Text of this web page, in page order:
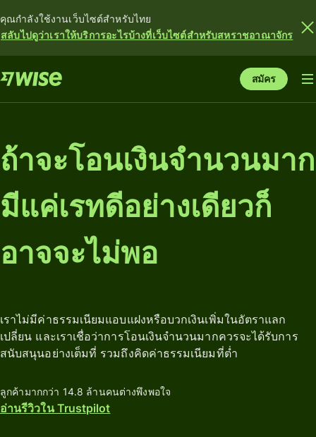
คุณกำลังใช้งานเว็บไซต์สำหรับไทย
สลับไปดูว่าเราให้บริการอะไรบ้างที่เว็บไซต์สำหรับสหราชอาณาจักร
สมัคร
ถ้าจะโอนเงินจำนวนมาก
มีแค่เรทดีอย่างเดียวก็
อาจจะไม่พอ
เราไม่มีค่าธรรมเนียมแอบแฝงหรือบวกเงินเพิ่มในอัตราแลก
เปลี่ยน และเราเชื่อว่าการโอนเงินจำนวนมากควรจะได้รับการ
สนับสนุนอย่างเต็มที่ รวมถึงคิดค่าธรรมเนียมที่ต่ำ
ลูกค้ามากกว่า 14.8 ล้านคนต่างพึงพอใจ
อ่านรีวิวใน Trustpilot